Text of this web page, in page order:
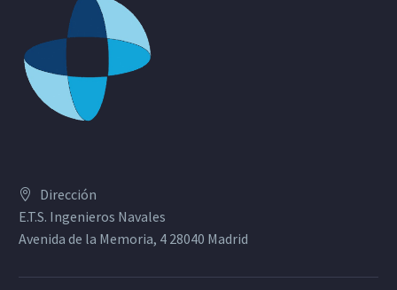
Dirección
E.T.S. Ingenieros Navales
Avenida de la Memoria, 4 28040 Madrid